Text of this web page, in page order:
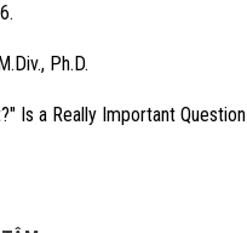
Ph.D.
Is a Really Important